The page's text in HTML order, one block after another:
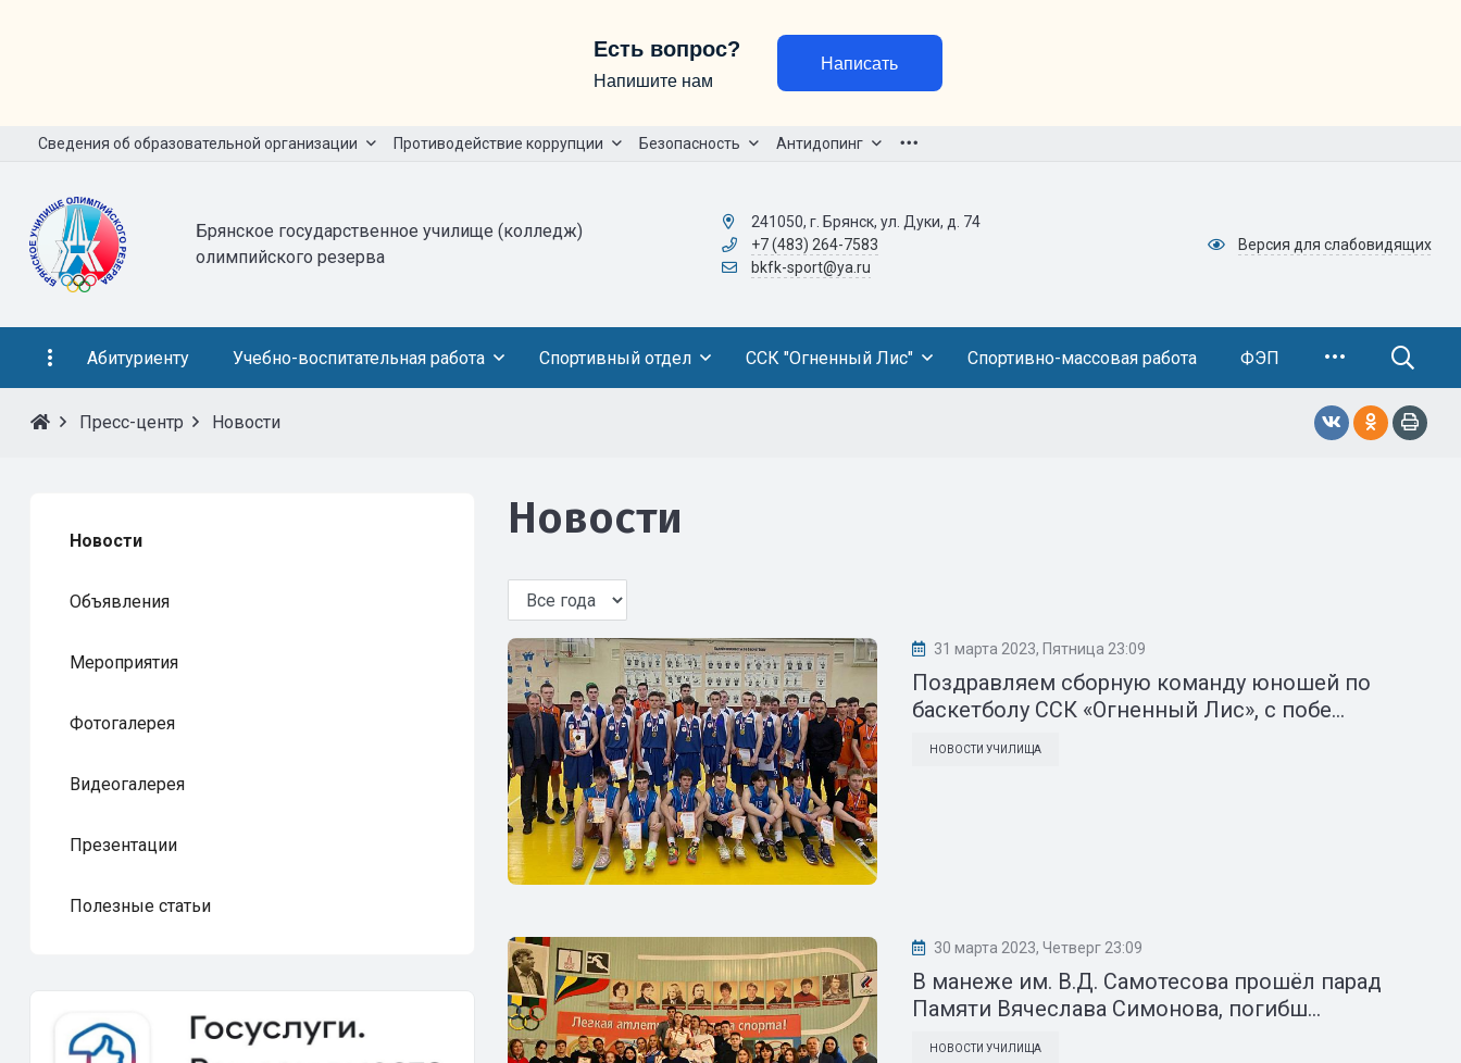
Есть вопрос?
Напишите нам
Написать
Сведения об образовательной организации Противодействие коррупции Безопасность Антидопинг
Брянское государственное училище (колледж)
олимпийского резерва
241050, г. Брянск, ул. Дуки, д. 74
+7 (483) 264-7583
bkfk-sport@ya.ru
Версия для слабовидящих
Абитуриенту Учебно-воспитательная работа Спортивный отдел ССК "Огненный Лис" Спортивно-массовая работа ФЭП
Пресс-центр Новости
Новости
Объявления
Мероприятия
Фотогалерея
Видеогалерея
Презентации
Полезные статьи
Новости
31 марта 2023, Пятница 23:09
Поздравляем сборную команду юношей по
баскетболу ССК «Огненный Лис», с побе...
НОВОСТИ УЧИЛИЩА
30 марта 2023, Четверг 23:09
В манеже им. В.Д. Самотесова прошёл парад
Памяти Вячеслава Симонова, погибш...
НОВОСТИ УЧИЛИЩА